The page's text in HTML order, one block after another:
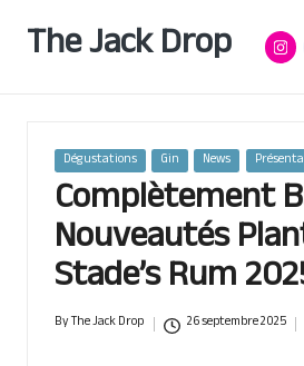
The Jack Drop
Passionné
spiritueux,
basé
Posted
in
Dégustations Gin News
Complètement
Nouveautés
Stade’s Rum
Posted
ByThe Jack Drop 26 septembre 2025